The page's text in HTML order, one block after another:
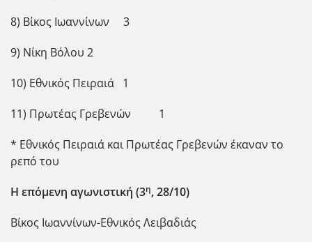
8) Βίκος Ιωαννίνων 3
9) Νίκη Βόλου 2
10) Εθνικός Πειραιά 1
11) Πρωτέας Γρεβενών 1
* Εθνικός Πειραιά και Πρωτέας Γρεβενών έκαναν το
ρεπό του
Η επόμενη αγωνιστική (3η, 28/10)
Βίκος Ιωαννίνων-Εθνικός Λειβαδιάς